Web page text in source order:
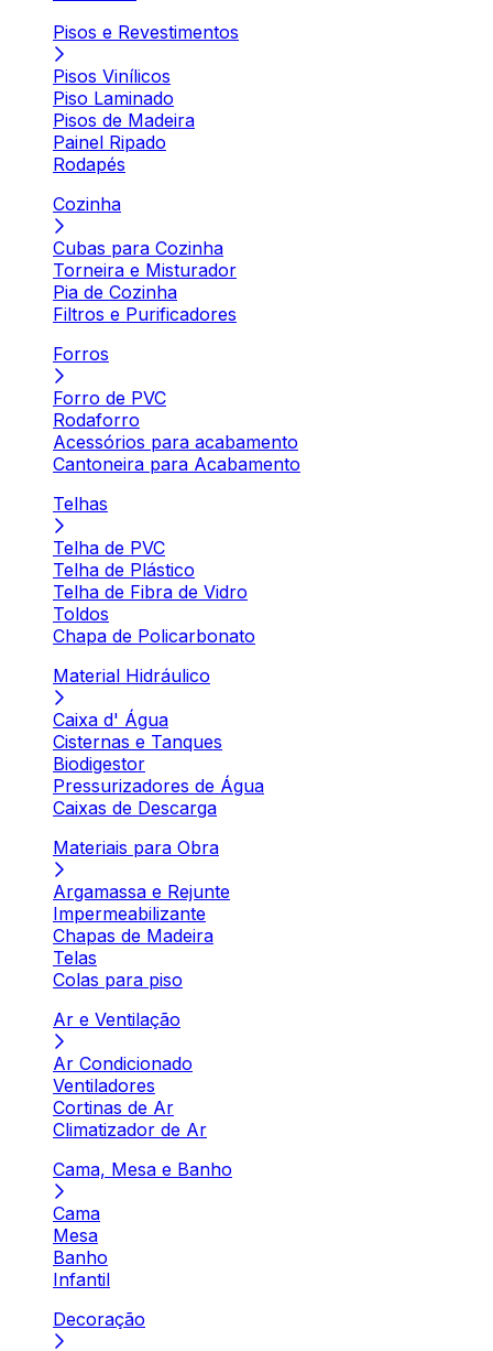
Pisos e Revestimentos
Pisos Vinílicos
Piso Laminado
Pisos de Madeira
Painel Ripado
Rodapés
Cozinha
Cubas para Cozinha
Torneira e Misturador
Pia de Cozinha
Filtros e Purificadores
Forros
Forro de PVC
Rodaforro
Acessórios para acabamento
Cantoneira para Acabamento
Telhas
Telha de PVC
Telha de Plástico
Telha de Fibra de Vidro
Toldos
Chapa de Policarbonato
Material Hidráulico
Caixa d' Água
Cisternas e Tanques
Biodigestor
Pressurizadores de Água
Caixas de Descarga
Materiais para Obra
Argamassa e Rejunte
Impermeabilizante
Chapas de Madeira
Telas
Colas para piso
Ar e Ventilação
Ar Condicionado
Ventiladores
Cortinas de Ar
Climatizador de Ar
Cama, Mesa e Banho
Cama
Mesa
Banho
Infantil
Decoração